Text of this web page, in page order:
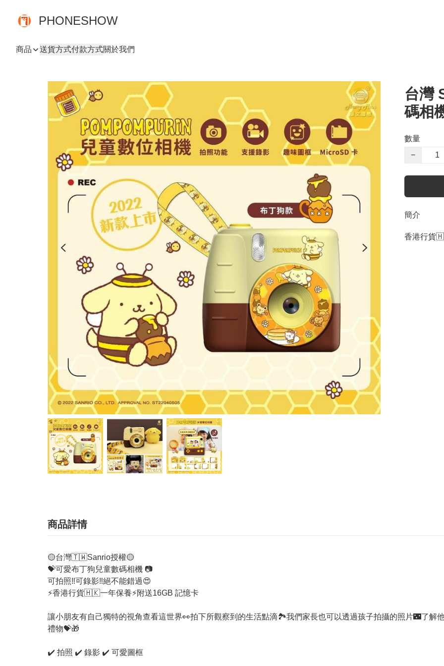
PHONESHOW
商品 送貨方式付款方式關於我們
台灣
碼相
數量
−
簡介
香港行貨
商品詳情
🟡台灣🇹🇼Sanrio授權🟡
💝可愛布丁狗兒童數碼相機 📷
可拍照‼️可錄影‼️絕不能錯過😍
⚡香港行貨🇭🇰一年保養⚡附送16GB 記憶卡
讓小朋友有自己獨特的視角查看這世界👀拍下所觀察到的生活點滴🏞我們家長也可以透過孩子拍攝的照片🌃了解
禮物💝🎁
✔️ 拍照 ✔️ 錄影 ✔️ 可愛圖框